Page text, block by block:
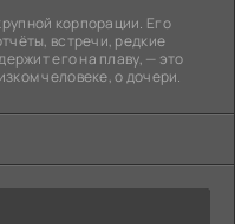
корпорации. Его
встречи, редкие
его на плаву, — это
человеке, о дочери.